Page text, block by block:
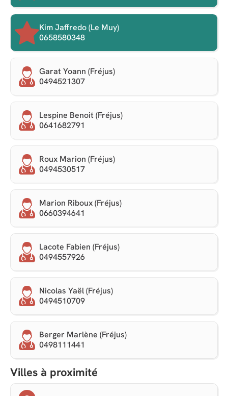
Kim Jaffredo (Le Muy)
0658580348
Garat Yoann (Fréjus)
0494521307
Lespine Benoit (Fréjus)
0641682791
Roux Marion (Fréjus)
0494530517
Marion Riboux (Fréjus)
0660394641
Lacote Fabien (Fréjus)
0494557926
Nicolas Yaël (Fréjus)
0494510709
Berger Marlène (Fréjus)
0498111441
Villes à proximité